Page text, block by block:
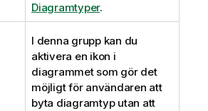
Diagramtyper.
I denna grupp kan du
aktivera en ikon i
diagrammet som gör det
möjligt för användaren att
byta diagramtyp utan att